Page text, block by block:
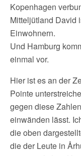
Kopenhagen
Mitteljütland David
Einwohnern.
Und Hamburg
einmal vor.
Hier ist es an der
Pointe
gegen diese
einwänden lässt.
die oben
die der Leute in